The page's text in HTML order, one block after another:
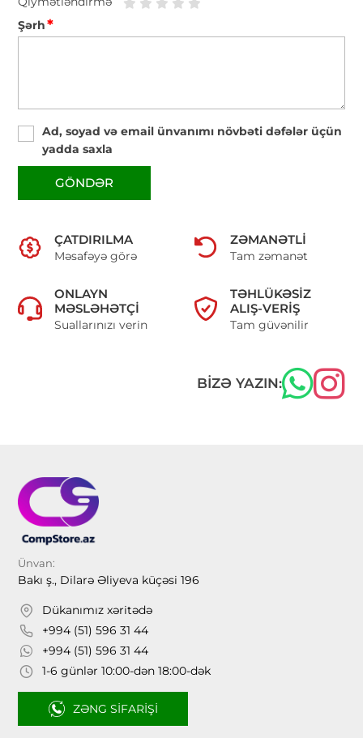
Şərh*
Ad, soyad və email ünvanımı növbəti dəfələr üçün
yadda saxla
GÖNDƏR
ÇATDIRILMA
Məsafəyə görə
ZƏMANƏTLI
Tam zəmanət
ONLAYN
MƏSLƏHƏTÇI
Suallarınızı verin
TƏHLÜKƏSIZ
ALIŞ-VERIŞ
Tam güvənilir
BIZƏ YAZIN:
Ünvan:
Bakı ş., Dilarə Əliyeva küçəsi 196
Dükanımız xəritədə
+994 (51) 596 31 44
+994 (51) 596 31 44
1-6 günlər 10:00-dən 18:00-dək
ZƏNG SIFARIŞI